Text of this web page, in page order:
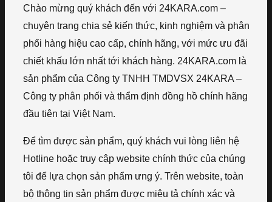
Chào mừng quý khách đến với 24KARA.com –
chuyên trang chia sẻ kiến thức, kinh nghiệm và phân
phối hàng hiệu cao cấp, chính hãng, với mức ưu đãi
chiết khấu lớn nhất tới khách hàng. 24KARA.com là
sản phẩm của Công ty TNHH TMDVSX 24KARA –
Công ty phân phối và thẩm định đồng hồ chính hãng
đầu tiên tại Việt Nam.
Để tìm được sản phẩm, quý khách vui lòng liên hệ
Hotline hoặc truy cập website chính thức của chúng
tôi để lựa chọn sản phẩm ưng ý. Trên website, toàn
bộ thông tin sản phẩm được miêu tả chính xác và